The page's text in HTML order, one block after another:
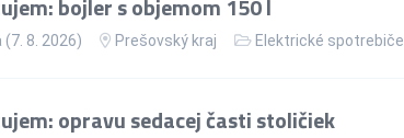
bojler s objemom 150 l
(7. 8. 2026) Prešovský kraj Elektrické spotrebiče
opravu sedacej časti stoličiek